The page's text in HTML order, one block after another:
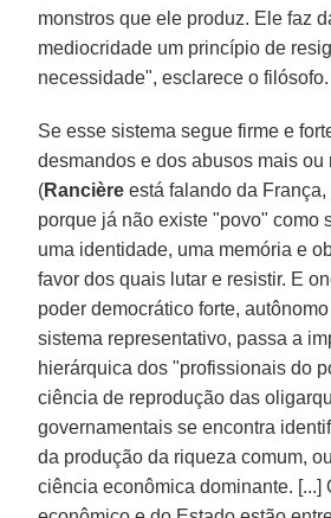
monstros que ele produz. Ele faz
mediocridade um princípio de
necessidade", esclarece o filósofo.
Se esse sistema segue firme e
desmandos e dos abusos mais ou
(Rancière está falando da
porque já não existe "povo" como
uma identidade, uma memória e
favor dos quais lutar e resistir. E
poder democrático forte,
sistema representativo, passa a
hierárquica dos "profissionais do
ciência de reprodução das
governamentais se encontra
da produção da riqueza comum,
ciência econômica dominante. [...]